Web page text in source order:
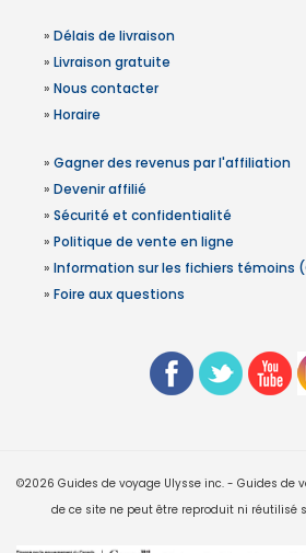
» Délais de livraison
» Livraison gratuite
» Nous contacter
» Horaire
» Gagner des revenus par l'affiliation
» Devenir affilié
» Sécurité et confidentialité
» Politique de vente en ligne
» Information sur les fichiers témoins
» Foire aux questions
©2026 Guides de voyage Ulysse inc. - Guides de
de ce site ne peut être reproduit ni réutilisé